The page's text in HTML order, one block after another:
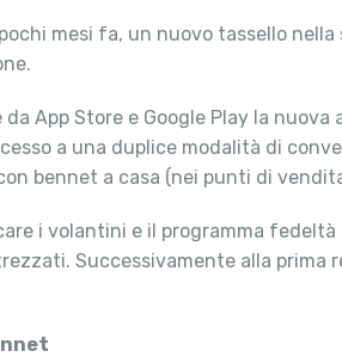
mesi fa, un nuovo tassello
App Store e Google Play la
a una duplice modalità di
bennet a casa (nei punti di
i volantini e il programma
Successivamente alla